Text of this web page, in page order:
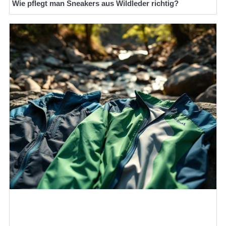
Wie pflegt man Sneakers aus Wildleder richtig?